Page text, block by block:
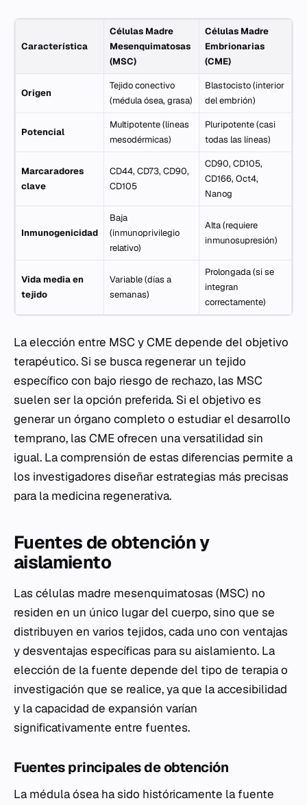
Característica
Células Madre
Mesenquimatosas
(MSC)
Células Madre
Embrionarias
(CME)
Origen
Tejido conectivo
(médula ósea, grasa)
Blastocisto (interior
del embrión)
Potencial
Multipotente (líneas
mesodérmicas)
Pluripotente (casi
todas las líneas)
Marcaradores
clave
CD44, CD73, CD90,
CD105
CD90, CD105,
CD166, Oct4,
Nanog
Inmunogenicidad
Baja
(inmunoprivilegio
relativo)
Alta (requiere
inmunosupresión)
Vida media en
tejido
Variable (días a
semanas)
Prolongada (si se
integran
correctamente)
La elección entre MSC y CME depende del objetivo
terapéutico. Si se busca regenerar un tejido
específico con bajo riesgo de rechazo, las MSC
suelen ser la opción preferida. Si el objetivo es
generar un órgano completo o estudiar el desarrollo
temprano, las CME ofrecen una versatilidad sin
igual. La comprensión de estas diferencias permite a
los investigadores diseñar estrategias más precisas
para la medicina regenerativa.
Fuentes de obtención y
aislamiento
Las células madre mesenquimatosas (MSC) no
residen en un único lugar del cuerpo, sino que se
distribuyen en varios tejidos, cada uno con ventajas
y desventajas específicas para su aislamiento. La
elección de la fuente depende del tipo de terapia o
investigación que se realice, ya que la accesibilidad
y la capacidad de expansión varían
significativamente entre fuentes.
Fuentes principales de obtención
La médula ósea ha sido históricamente la fuente